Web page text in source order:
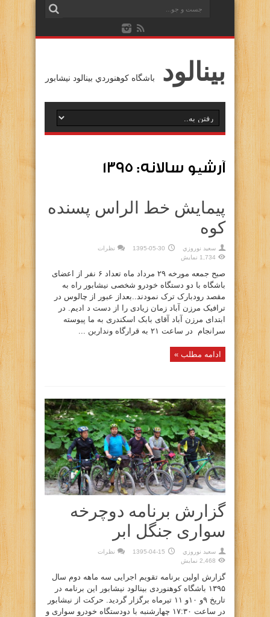
بينالود باشگاه كوهنوردي بينالود نيشابور
آرشیو سالانه: ۱۳۹۵
پیمایش خط الراس پسنده
کوه
سعيد نوروزي 1395-05-30
نظرات
1,734 نمایش
صبح جمعه مورخه ۲۹ مرداد ماه تعداد ۶ نفر از اعضای
باشگاه با دو دستگاه خودرو شخصی نیشابور راه به
مقصد رودبارک ترک نمودند..بعداز عبور از چالوس در
ترافیک مرزن آباد زمان زیادی را از دست د ادیم. در
ابتدای مرزن آباد آقای بابک اسکندری به ما پیوسته
سرانجام در ساعت ۲۱ به قرارگاه ونداربن ...
ادامه مطلب »
گزارش برنامه دوچرخه
سواری جنگل ابر
سعيد نوروزي 1395-04-15
نظرات
2,468 نمایش
گزارش اولین برنامه تقویم اجرایی سه ماهه دوم سال
۱۳۹۵ باشگاه کوهنوردی بینالود نیشابور این برنامه در
تاریخ ۹و ۱۰و ۱۱ تیرماه برگزار گردید. حرکت از نیشابور
در ساعت ۱۷:۳۰ چهارشنبه با دودستگاه خودرو سواری و